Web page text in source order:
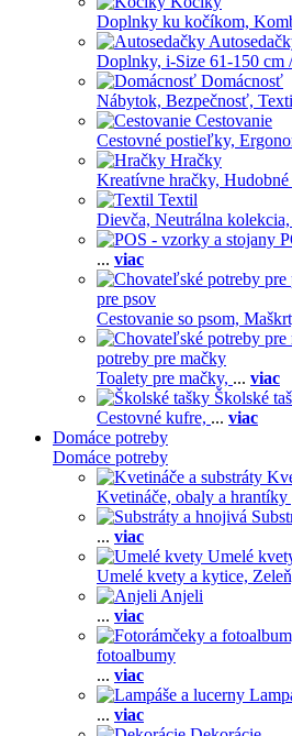
Doplnky ku kočíkom,
Doplnky, i-Size 61-150 cm
Domácnosť
Nábytok, Bezpečnosť,
Cestovanie
Cestovné postieľky,
Hračky
Kreatívne hračky, Hudobné
Textil
Dievča, Neutrálna kolekcia,
... viac
pre psov
Cestovanie so psom,
potreby pre mačky
Toalety pre mačky, ... viac
Školské
Cestovné kufre, ... viac
Domáce potreby
Domáce potreby
Kvetináče, obaly a hrantíky
... viac
Umelé
Umelé kvety a kytice,
Anjeli
... viac
fotoalbumy
... viac
... viac